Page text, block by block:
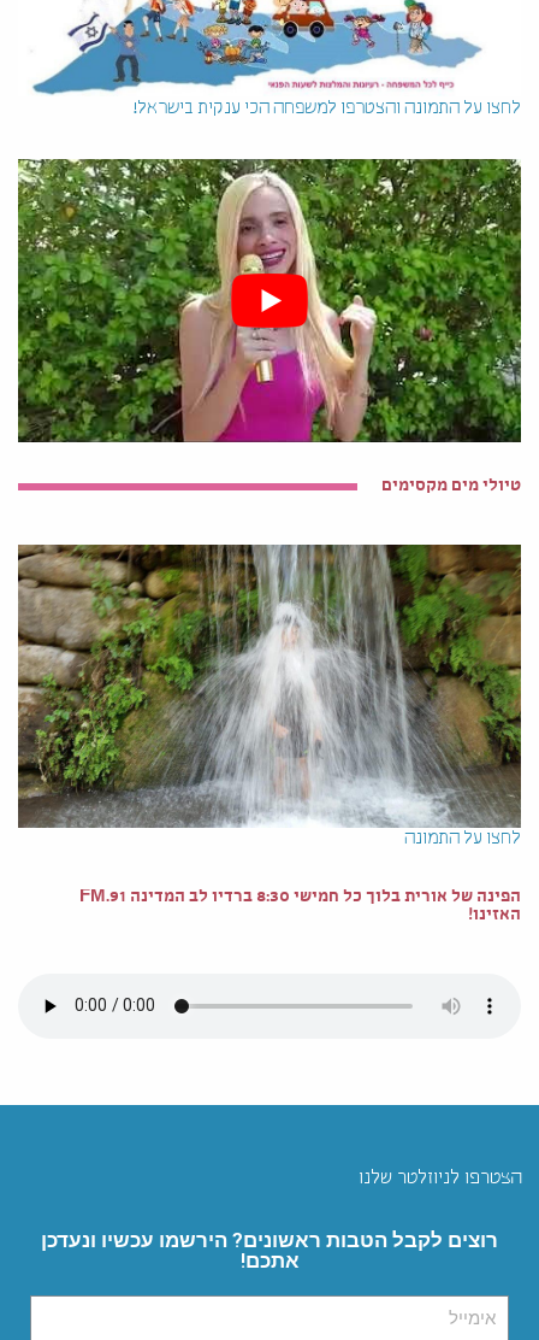
לחצו על התמונה והצטרפו למשפחה הכי ענקית בישראל!
טיולי מים מקסימים
לחצו על התמונה
הפינה של אורית בלוך כל חמישי 8:30 ברדיו לב המדינה 91.FM
האזינו!
הצטרפו לניוזלטר שלנו
רוצים לקבל הטבות ראשונים? הירשמו עכשיו ונעדכן
אתכם!